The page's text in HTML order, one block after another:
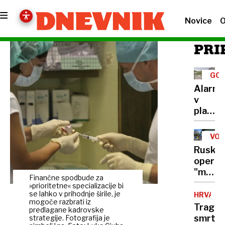
Novice
Finančne spodbude za
»prioritetne« specializacije bi
se lahko v prihodnje širile, je
mogoče razbrati iz
predlagane kadrovske
strategije. Fotografija je
Alarm
v
kočah:
»Če
bo
šlo
tako
naprej,
vode
V
Ruska
past":
po
lažni
spletni
smrt